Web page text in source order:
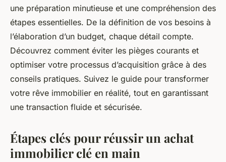
une préparation minutieuse et une compréhension des
étapes essentielles. De la définition de vos besoins à
l’élaboration d’un budget, chaque détail compte.
Découvrez comment éviter les pièges courants et
optimiser votre processus d’acquisition grâce à des
conseils pratiques. Suivez le guide pour transformer
votre rêve immobilier en réalité, tout en garantissant
une transaction fluide et sécurisée.
Étapes clés pour réussir un achat
immobilier clé en main